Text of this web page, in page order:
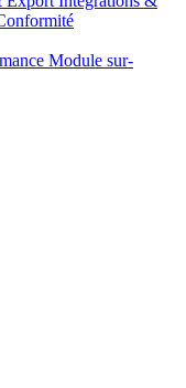
Module sur-